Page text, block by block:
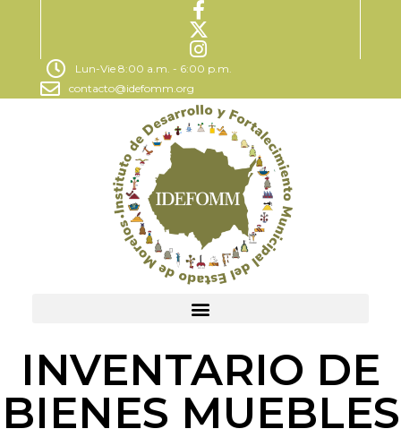
Lun-Vie 8:00 a.m. - 6:00 p.m.
contacto@idefomm.org
INVENTARIO DE
BIENES MUEBLES